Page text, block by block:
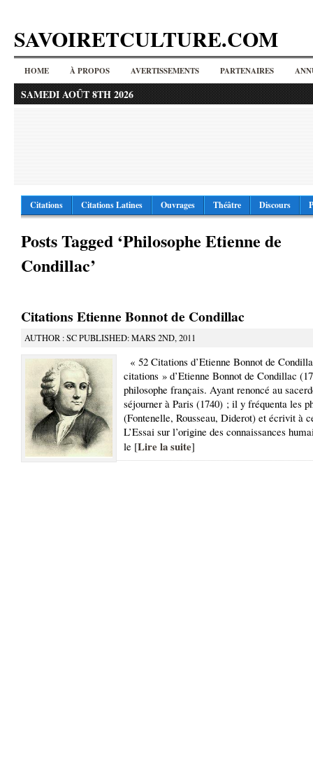
SAVOIRETCULTURE.COM
HOME À PROPOS AVERTISSEMENTS PARTENAIRES
SAMEDI AOÛT 8TH 2026
Citations Citations Latines Ouvrages Théâtre Discours
Posts Tagged ‘Philosophe Etienne de
Condillac’
Citations Etienne Bonnot de Condillac
AUTHOR : SC PUBLISHED: MARS 2ND, 2011
« 52 Citations d’Etienne Bonnot de
citations » d’Etienne Bonnot de Condillac
philosophe français. Ayant renoncé au
séjourner à Paris (1740) ; il y fréquenta les
(Fontenelle, Rousseau, Diderot) et écrivit à
L’Essai sur l’origine des connaissances
le [Lire la suite]